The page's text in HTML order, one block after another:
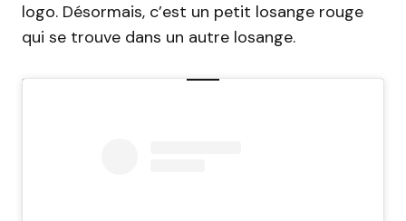
logo. Désormais, c’est un petit losange rouge
qui se trouve dans un autre losange.